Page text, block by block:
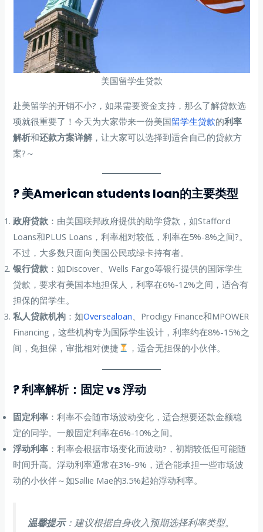
美国留学生贷款
赴美留学的开销不小?，如果需要资金支持，那么了解贷款选
项就很重要了！今天为大家带来一份美国留学生贷款的利率
解析和还款方案详解，让大家可以选择到适合自己的贷款方
案?～
? 美American students loan的主要类型
政府贷款 ：由美国联邦政府提供的助学贷款，如Stafford
Loans和PLUS Loans，利率相对较低，利率在5%-8%之间?。
不过，大多数只面向美国公民或绿卡持有者。
银行贷款 ：如Discover、Wells Fargo等银行提供的国际学生
贷款，要求有美国本地担保人，利率在6%-12%之间，适合有
担保的留学生。
私人贷款机构 ：如Oversealoan 、Prodigy Finance和MPOWER
Financing，这些机构专为国际学生设计，利率约在8%-15%之
间，免担保，审批相对便捷
，适合无担保的小伙伴。
? 利率解析：固定 vs 浮动
固定利率 ：利率不会随市场波动变化，适合想要还款金额稳
定的同学。一般固定利率在6%-10%之间。
浮动利率 ：利率会根据市场变化而波动?，初期较低但可能随
时间升高。浮动利率通常在3%-9%，适合能承担一些市场波
动的小伙伴～如Sallie Mae的3.5%起始浮动利率。
温馨提示：建议根据自身收入预期选择利率类型。